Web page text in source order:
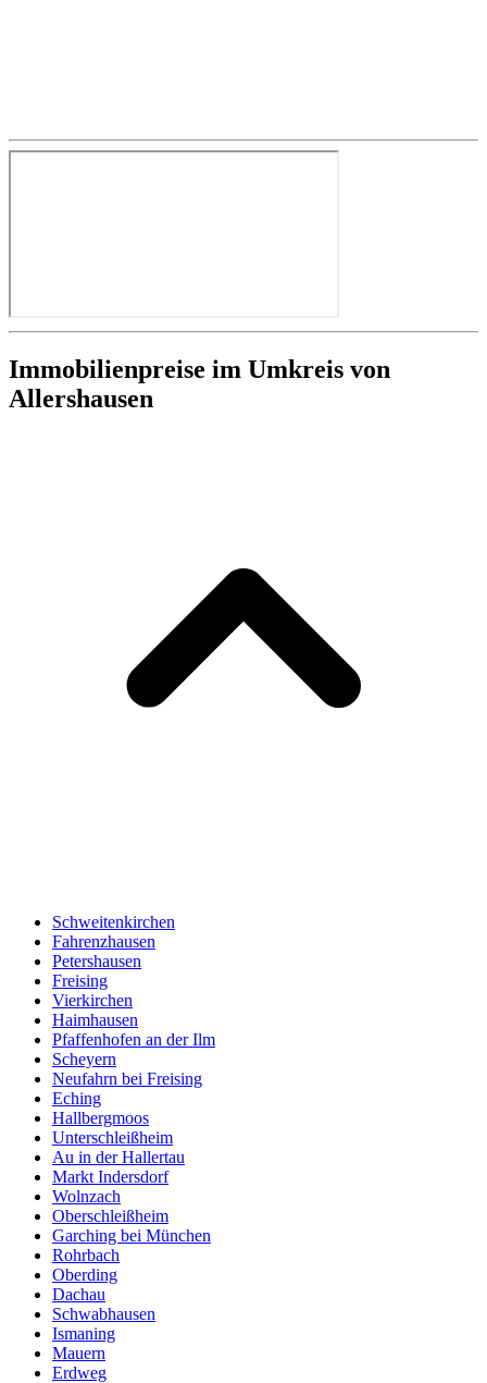
Immobilienpreise im Umkreis von
Allershausen
Schweitenkirchen
Fahrenzhausen
Petershausen
Freising
Vierkirchen
Haimhausen
Pfaffenhofen an der Ilm
Scheyern
Neufahrn bei Freising
Eching
Hallbergmoos
Unterschleißheim
Au in der Hallertau
Markt Indersdorf
Wolnzach
Oberschleißheim
Garching bei München
Rohrbach
Oberding
Dachau
Schwabhausen
Ismaning
Mauern
Erdweg